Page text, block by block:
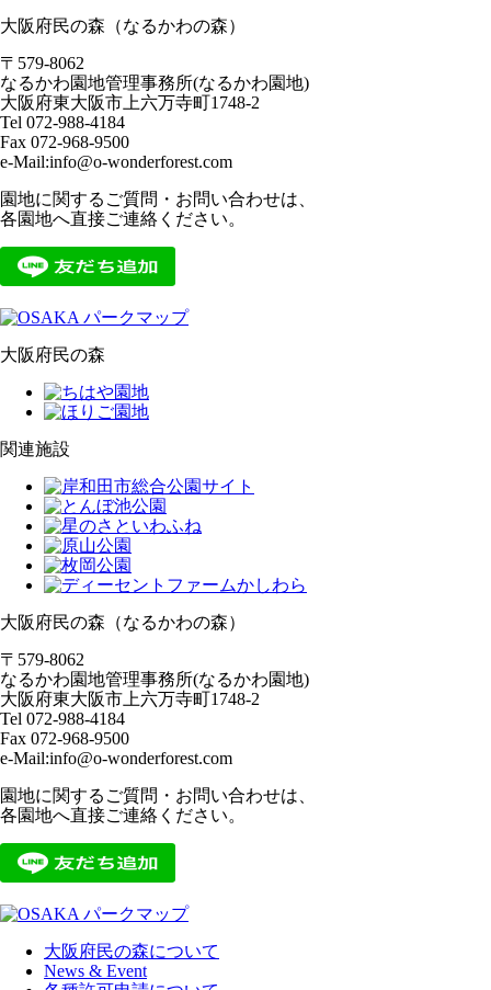
大阪府民の森（なるかわの森）
〒579-8062
なるかわ園地管理事務所(なるかわ園地)
大阪府東大阪市上六万寺町1748-2
Tel 072-988-4184
Fax 072-968-9500
e-Mail:info@o-wonderforest.com
園地に関するご質問・お問い合わせは、
各園地へ直接ご連絡ください。
大阪府民の森
関連施設
大阪府民の森（なるかわの森）
〒579-8062
なるかわ園地管理事務所(なるかわ園地)
大阪府東大阪市上六万寺町1748-2
Tel 072-988-4184
Fax 072-968-9500
e-Mail:info@o-wonderforest.com
園地に関するご質問・お問い合わせは、
各園地へ直接ご連絡ください。
大阪府民の森について
News & Event